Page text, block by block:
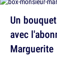
Un
avec
Marguerite